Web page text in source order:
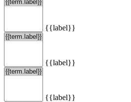
{{label}}
{{label}}
{{label}}